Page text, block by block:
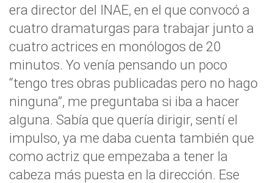
era director del INAE, en el que convocó a
cuatro dramaturgas para trabajar junto a
cuatro actrices en monólogos de 20
minutos. Yo venía pensando un poco
“tengo tres obras publicadas pero no hago
ninguna”, me preguntaba si iba a hacer
alguna. Sabía que quería dirigir, sentí el
impulso, ya me daba cuenta también que
como actriz que empezaba a tener la
cabeza más puesta en la dirección. Ese